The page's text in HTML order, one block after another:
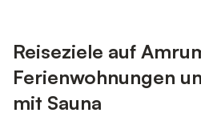
Reiseziele auf
Ferienwohnungen
mit Sauna